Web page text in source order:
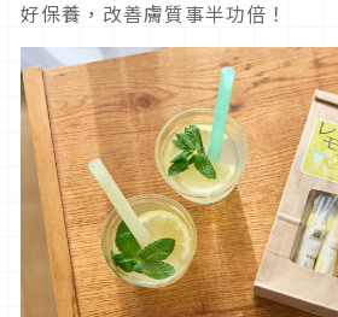
好保養，改善膚質事半功倍！